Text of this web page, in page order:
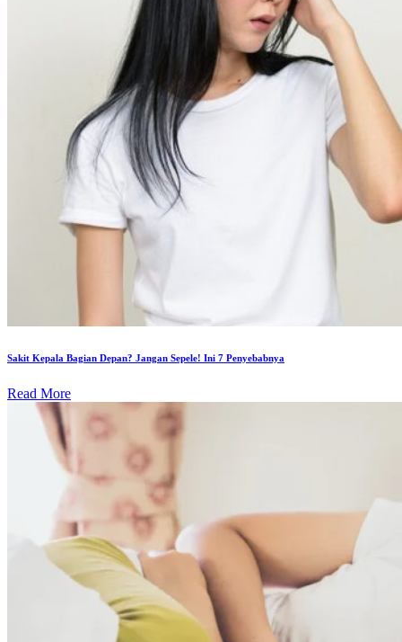
Sakit Kepala Bagian Depan? Jangan Sepele! Ini 7 Penyebabnya
Read More